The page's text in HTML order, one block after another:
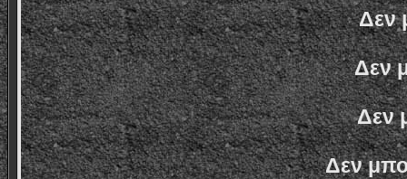
Δεν
Δεν
Δεν
Δεν